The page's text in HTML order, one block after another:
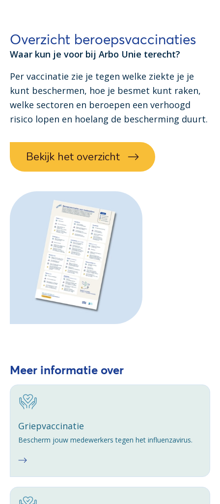
Overzicht beroepsvaccinaties
Waar kun je voor bij Arbo Unie terecht?
Per vaccinatie zie je tegen welke ziekte je je
kunt beschermen, hoe je besmet kunt raken,
welke sectoren en beroepen een verhoogd
risico lopen en hoelang de bescherming duurt.
Bekijk het overzicht
Meer informatie over
Griepvaccinatie
Bescherm jouw medewerkers tegen het influenzavirus.